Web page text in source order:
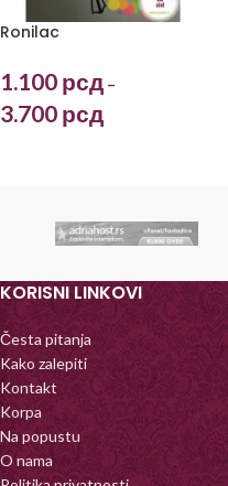
Ronilac
1.100 рсд –
3.700 рсд
KORISNI LINKOVI
Česta pitanja
Kako zalepiti
Kontakt
Korpa
Na popustu
O nama